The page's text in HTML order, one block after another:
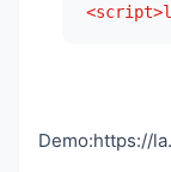
<script>
Demo:https://